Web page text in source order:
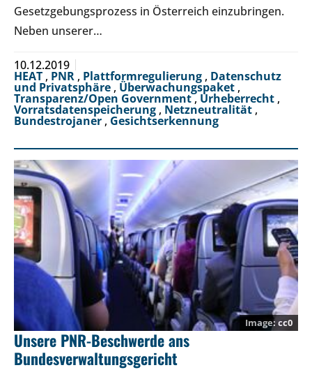
Gesetzgebungsprozess in Österreich einzubringen.
Neben unserer…
10.12.2019
HEAT , PNR , Plattformregulierung , Datenschutz
und Privatsphäre , Überwachungspaket ,
Transparenz/Open Government, Urheberrecht ,
Vorratsdatenspeicherung , Netzneutralität ,
Bundestrojaner , Gesichtserkennung
cc0
Unsere PNR-Beschwerde ans
Bundesverwaltungsgericht